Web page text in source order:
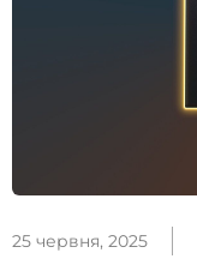
25 червня, 2025